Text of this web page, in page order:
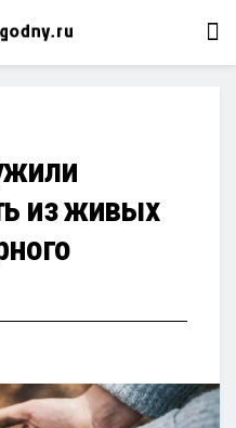
из живых